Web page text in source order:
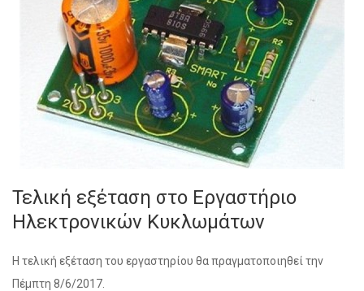
Τελική εξέταση στο Εργαστήριο
Ηλεκτρονικών Κυκλωμάτων
Η τελική εξέταση του εργαστηρίου θα πραγματοποιηθεί την
Πέμπτη 8/6/2017.